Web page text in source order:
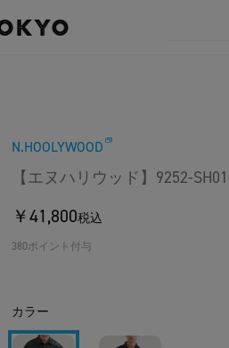
N.HOOLYWOOD
【エヌハリウッド】9252-
￥41,800税込
380ポイント付与
カラー